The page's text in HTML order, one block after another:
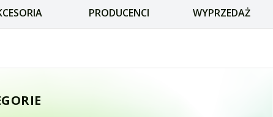
PRODUCENCI WYPRZEDAŻ
QRP 7-